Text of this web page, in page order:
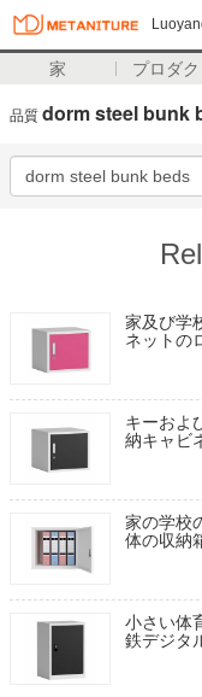
家 プロダク
品質 dorm steel bunk
家及び学
ネットの
キーおよ
納キャビ
家の学校
体の収納
小さい体
鉄デジタ